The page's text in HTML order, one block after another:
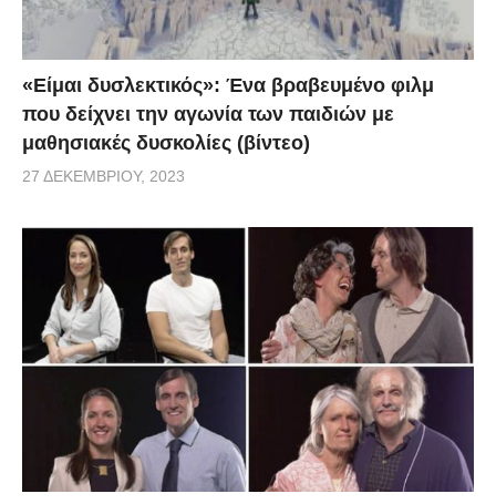
«Είμαι δυσλεκτικός»: Ένα βραβευμένο φιλμ
που δείχνει την αγωνία των παιδιών με
μαθησιακές δυσκολίες (βίντεο)
27 ΔΕΚΕΜΒΡΊΟΥ, 2023